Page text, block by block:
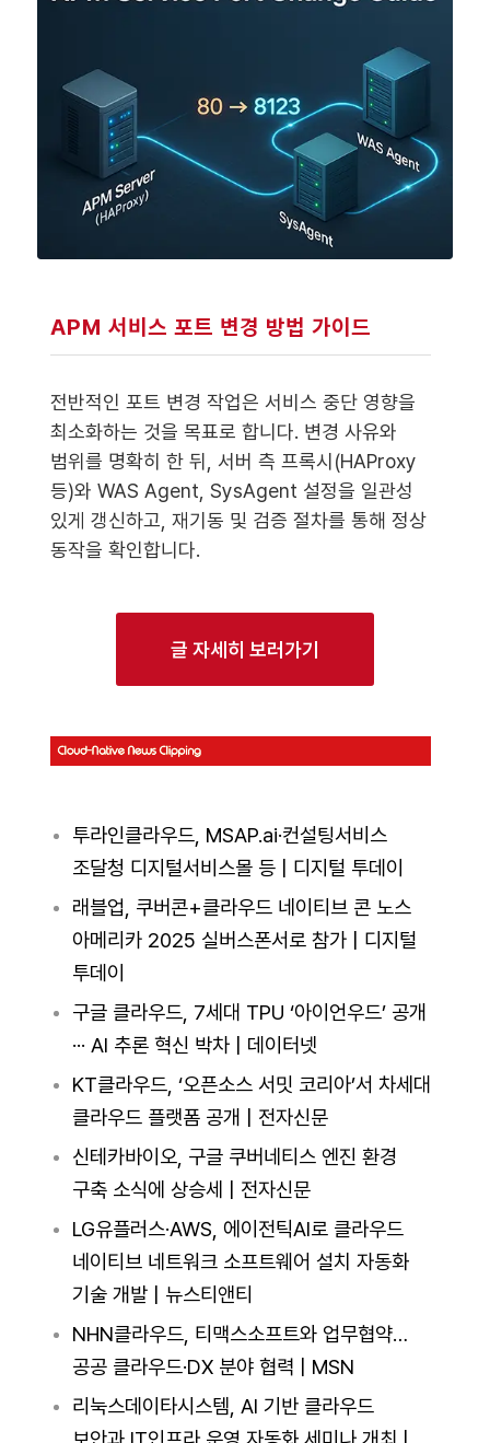
APM 서비스 포트 변경 방법 가이드
전반적인 포트 변경 작업은 서비스 중단 영향을
최소화하는 것을 목표로 합니다. 변경 사유와
범위를 명확히 한 뒤, 서버 측 프록시(HAProxy
등)와 WAS Agent, SysAgent 설정을 일관성
있게 갱신하고, 재기동 및 검증 절차를 통해 정상
동작을 확인합니다.
글 자세히 보러가기
투라인클라우드, MSAP.ai·컨설팅서비스
조달청 디지털서비스몰 등 | 디지털 투데이
래블업, 쿠버콘+클라우드 네이티브 콘 노스
아메리카 2025 실버스폰서로 참가 | 디지털
투데이
구글 클라우드, 7세대 TPU ‘아이언우드’ 공개
··· AI 추론 혁신 박차 | 데이터넷
KT클라우드, ‘오픈소스 서밋 코리아’서 차세대
클라우드 플랫폼 공개 | 전자신문
신테카바이오, 구글 쿠버네티스 엔진 환경
구축 소식에 상승세 | 전자신문
LG유플러스·AWS, 에이전틱AI로 클라우드
네이티브 네트워크 소프트웨어 설치 자동화
기술 개발 | 뉴스티앤티
NHN클라우드, 티맥스소프트와 업무협약…
공공 클라우드·DX 분야 협력 | MSN
리눅스데이타시스템, AI 기반 클라우드